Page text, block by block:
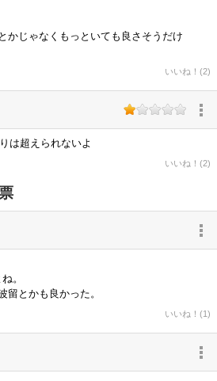
かじゃなくもっといても良さそうだけ
いいね！(2)
は超えられないよ
いいね！(2)
。
留とかも良かった。
いいね！(1)